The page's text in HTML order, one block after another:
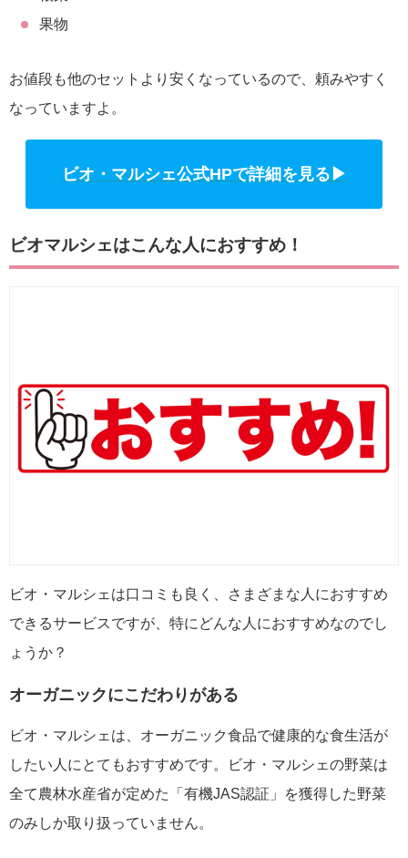
果物
お値段も他のセットより安くなっているので、頼みやすく
なっていますよ。
ビオ・マルシェ公式HPで詳細を見る▶
ビオマルシェはこんな人におすすめ！
ビオ・マルシェは口コミも良く、さまざまな人におすすめ
できるサービスですが、特にどんな人におすすめなのでし
ょうか？
オーガニックにこだわりがある
ビオ・マルシェは、オーガニック食品で健康的な食生活が
したい人にとてもおすすめです。ビオ・マルシェの野菜は
全て農林水産省が定めた「有機JAS認証」を獲得した野菜
のみしか取り扱っていません。